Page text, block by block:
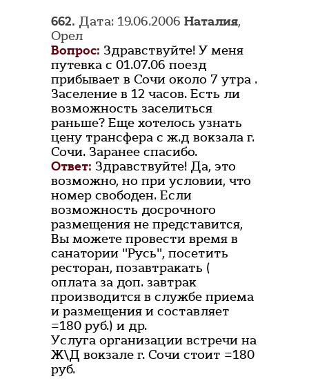
662. Дата: 19.06.2006 Наталия,
Орел
Вопрос: Здравствуйте! У меня
путевка с 01.07.06 поезд
прибывает в Сочи около 7 утра .
Заселение в 12 часов. Есть ли
возможность заселиться
раньше? Еще хотелось узнать
цену трансфера с ж.д вокзала г.
Сочи. Заранее спасибо.
Ответ: Здравствуйте! Да, это
возможно, но при условии, что
номер свободен. Если
возможность досрочного
размещения не представится,
Вы можете провести время в
санатории "Русь", посетить
ресторан, позавтракать (
оплата за доп. завтрак
производится в службе приема
и размещения и составляет
=180 руб.) и др.
Услуга организации встречи на
Ж\Д вокзале г. Сочи стоит =180
руб.